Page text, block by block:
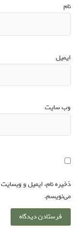
نام
ایمیل
وب‌ سایت
ذخیره نام، ایمیل و
می‌نویسم.